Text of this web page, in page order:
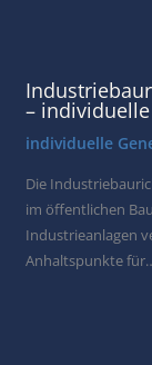
–
individuelle
Die
im öffentlichen
Industrieanlagen
Anhaltspunkte